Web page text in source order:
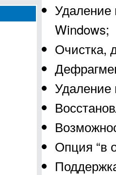
Windows;
Очистка,
Удаление
Опция “в